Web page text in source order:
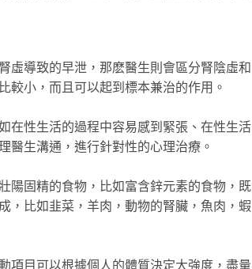
虛導致的早泄，那麽醫生則會區分腎陰虛和
較小，而且可以起到標本兼治的作用。
在性生活的過程中容易感到緊張、在性生活
醫生溝通，進行針對性的心理治療。
陽固精的食物，比如富含鋅元素的食物，既
，比如韭菜，羊肉，動物的腎臟，魚肉，蝦
項目可以根據個人的體質決定大強度，盡量